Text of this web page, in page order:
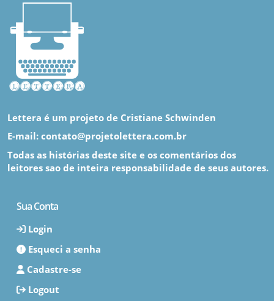
Lettera é um projeto de Cristiane Schwinden
E-mail: contato@projetolettera.com.br
Todas as histórias deste site e os comentários dos
leitores sao de inteira responsabilidade de seus autores.
Sua Conta
Login
Esqueci a senha
Cadastre-se
Logout